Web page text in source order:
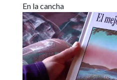
En la cancha